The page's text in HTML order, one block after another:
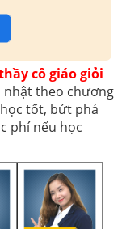
cô giáo giỏi
nhật theo chương
tốt, bứt phá
phí nếu học